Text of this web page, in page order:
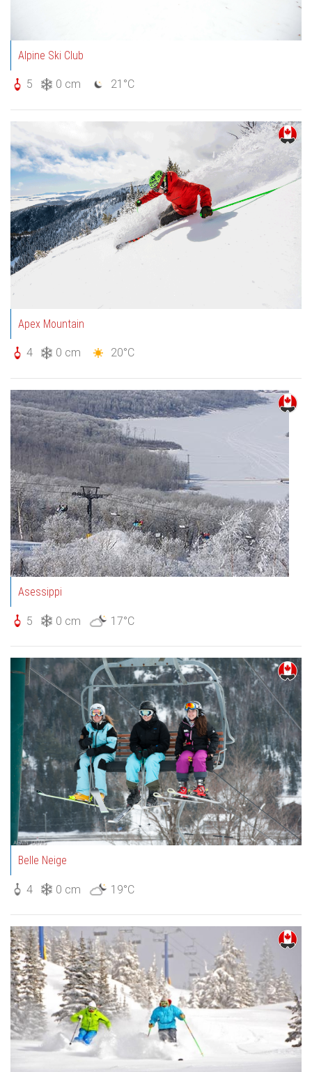
Alpine Ski Club
5 0 cm 21°C
Apex Mountain
4 0 cm 20°C
Asessippi
5 0 cm 17°C
Belle Neige
4 0 cm 19°C